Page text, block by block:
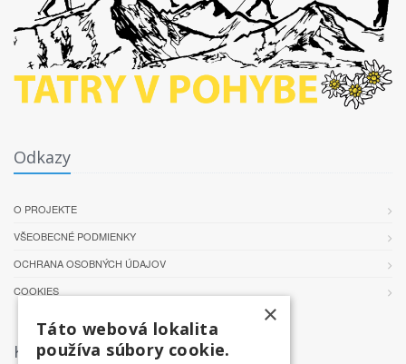
Odkazy
O PROJEKTE
VŠEOBECNÉ PODMIENKY
OCHRANA OSOBNÝCH ÚDAJOV
COOKIES
Kontakt
×
Táto webová lokalita
používa súbory cookie.